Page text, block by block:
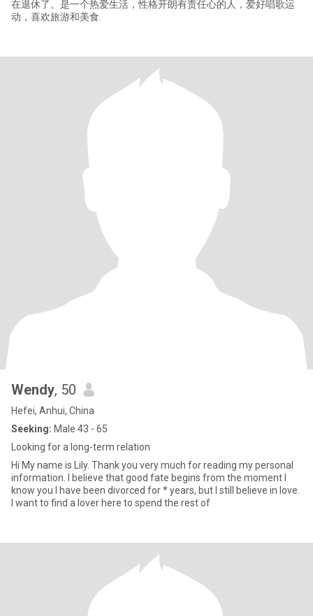
在退休了。是一个热爱生活，性格开朗有责任心的人，爱好唱歌运
动，喜欢旅游和美食.
Wendy, 50
Hefei, Anhui, China
Seeking: Male 43 - 65
Looking for a long-term relation
Hi My name is Lily. Thank you very much for reading my personal
information. I believe that good fate begins from the moment I
know you I have been divorced for * years, but I still believe in love.
I want to find a lover here to spend the rest of